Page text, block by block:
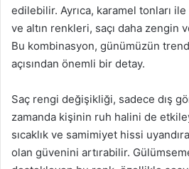
edilebilir. Ayrıca, karamel tonları
ve altın renkleri, saçı daha zengin
Bu kombinasyon, günümüzün
açısından önemli bir detay.
Saç rengi değişikliği, sadece dış
zamanda kişinin ruh halini de
sıcaklık ve samimiyet hissi
olan güvenini artırabilir.